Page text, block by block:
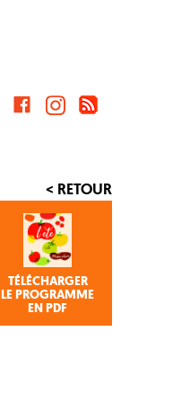
< RETOUR
TÉLÉCHARGER
LE PROGRAMME
EN PDF